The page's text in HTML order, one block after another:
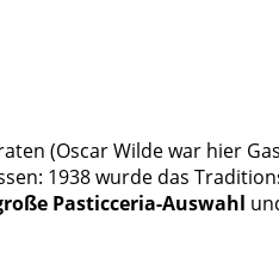
(Oscar Wilde war hier
1938 wurde das
Pasticceria-Auswahl